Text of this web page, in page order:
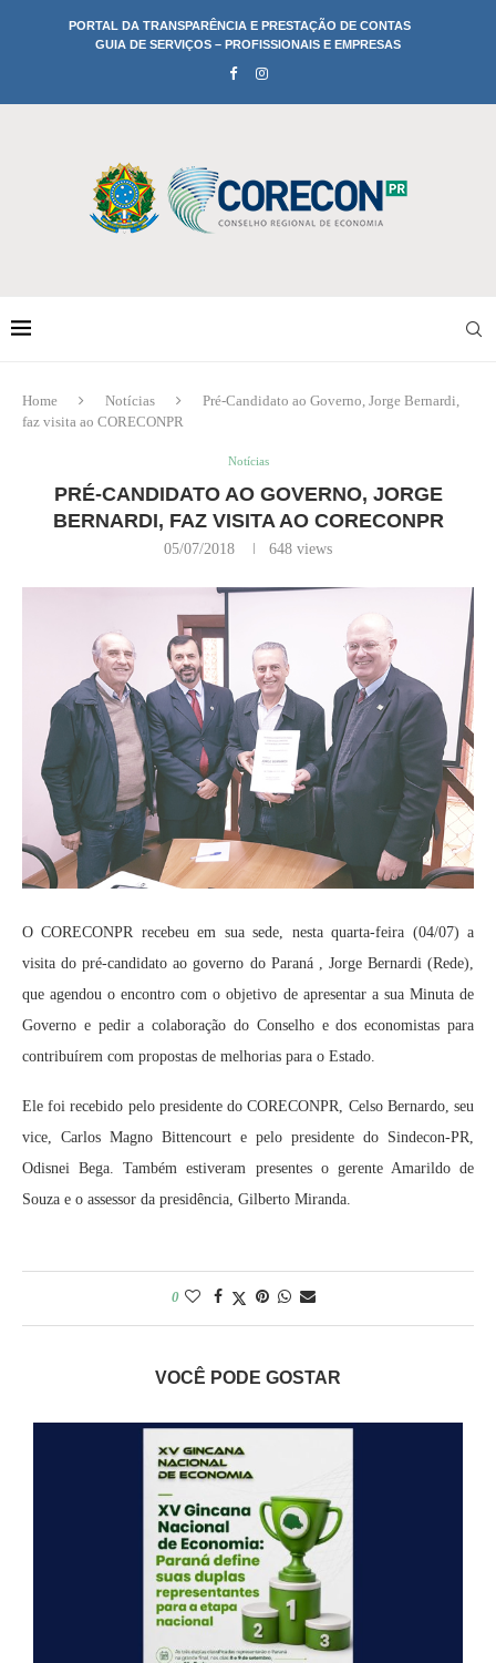
PORTAL DA TRANSPARÊNCIA E PRESTAÇÃO DE CONTAS
GUIA DE SERVIÇOS – PROFISSIONAIS E EMPRESAS
Home Notícias
Pré-Candidato ao Governo, Jorge Bernardi,
faz visita ao CORECONPR
Notícias
PRÉ-CANDIDATO AO GOVERNO, JORGE
BERNARDI, FAZ VISITA AO CORECONPR
05/07/2018 648 views
O CORECONPR recebeu em sua sede, nesta quarta-feira (04/07) a
visita do pré-candidato ao governo do Paraná , Jorge Bernardi (Rede),
que agendou o encontro com o objetivo de apresentar a sua Minuta de
Governo e pedir a colaboração do Conselho e dos economistas para
contribuírem com propostas de melhorias para o Estado.
Ele foi recebido pelo presidente do CORECONPR, Celso Bernardo, seu
vice, Carlos Magno Bittencourt e pelo presidente do Sindecon-PR,
Odisnei Bega. Também estiveram presentes o gerente Amarildo de
Souza e o assessor da presidência, Gilberto Miranda.
0
VOCÊ PODE GOSTAR